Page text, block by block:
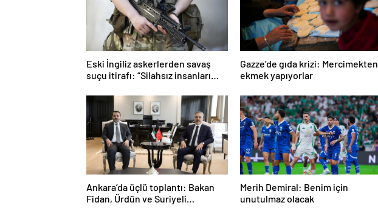
Eski İngiliz askerlerden savaş
suçu itirafı: “Silahsız insanları
Gazze’de gıda krizi: Mercimekten
ekmek yapıyorlar
Ankara’da üçlü toplantı: Bakan
Fidan, Ürdün ve Suriyeli
Merih Demiral: Benim için
unutulmaz olacak